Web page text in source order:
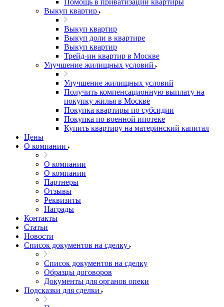
Помощь в приватизации квартиры
Выкуп квартир
Выкуп квартир
Выкуп доли в квартире
Выкуп квартир
Трейд-ин квартир в Москве
Улучшение жилищных условий
Улучшение жилищных условий
Получить компенсационную выплату на
покупку жилья в Москве
Покупка квартиры по субсидии
Покупка по военной ипотеке
Купить квартиру на материнский капитал
Цены
О компании
О компании
О компании
Партнеры
Отзывы
Реквизиты
Награды
Контакты
Статьи
Новости
Список документов на сделку
Список документов на сделку
Образцы договоров
Документы для органов опеки
Подсказки для сделки